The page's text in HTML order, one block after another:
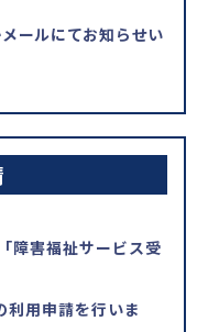
ールにてお知らせい
障害福祉サービス受
利用申請を行いま